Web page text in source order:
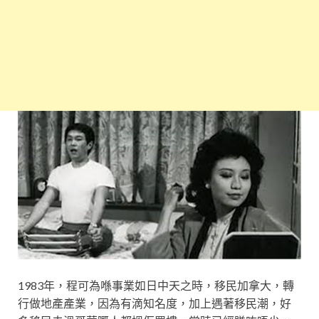
1983年，程可為喺事業如日中天之時，移民加拿大，轉
行做地產產業，因為有滴知名度，加上遇著移民潮，好